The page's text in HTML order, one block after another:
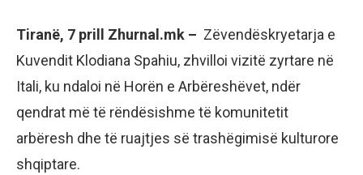
Tiranë, 7 prill Zhurnal.mk – Zëvendëskryetarja e
Kuvendit Klodiana Spahiu, zhvilloi vizitë zyrtare në
Itali, ku ndaloi në Horën e Arbëreshëvet, ndër
qendrat më të rëndësishme të komunitetit
arbëresh dhe të ruajtjes së trashëgimisë kulturore
shqiptare.